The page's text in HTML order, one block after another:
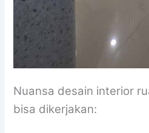
Nuansa desain interior
bisa dikerjakan: